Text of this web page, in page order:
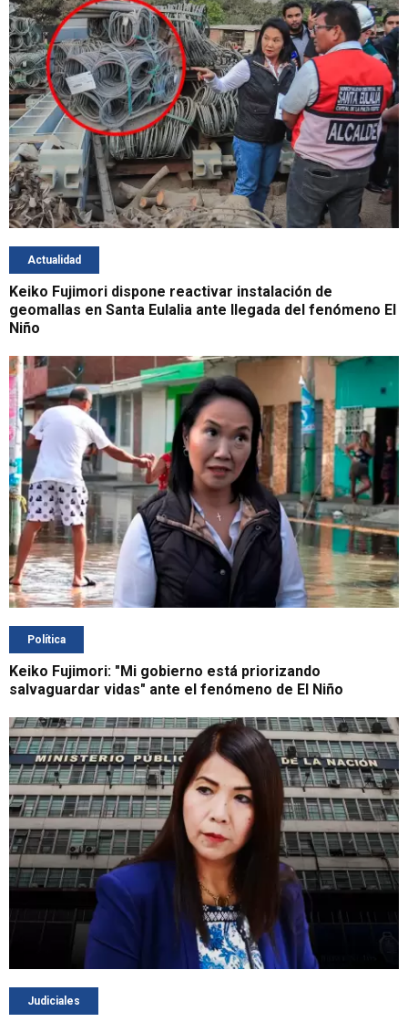
Actualidad
Keiko Fujimori dispone reactivar instalación de
geomallas en Santa Eulalia ante llegada del fenómeno El
Niño
Política
Keiko Fujimori: "Mi gobierno está priorizando
salvaguardar vidas" ante el fenómeno de El Niño
Judiciales